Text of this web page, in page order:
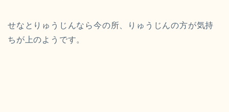
せなとりゅうじんなら今の所、りゅうじんの方が気持
ちが上のようです。